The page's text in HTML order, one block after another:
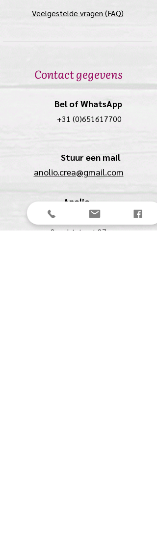
Veelgestelde vragen (FAQ)
Contact gegevens
Bel of WhatsApp
+31 (0)651617700
Stuur een mail
anolio.crea@gmail.com
Anolio
(Ilona Pompe)
Spechtstraat 27